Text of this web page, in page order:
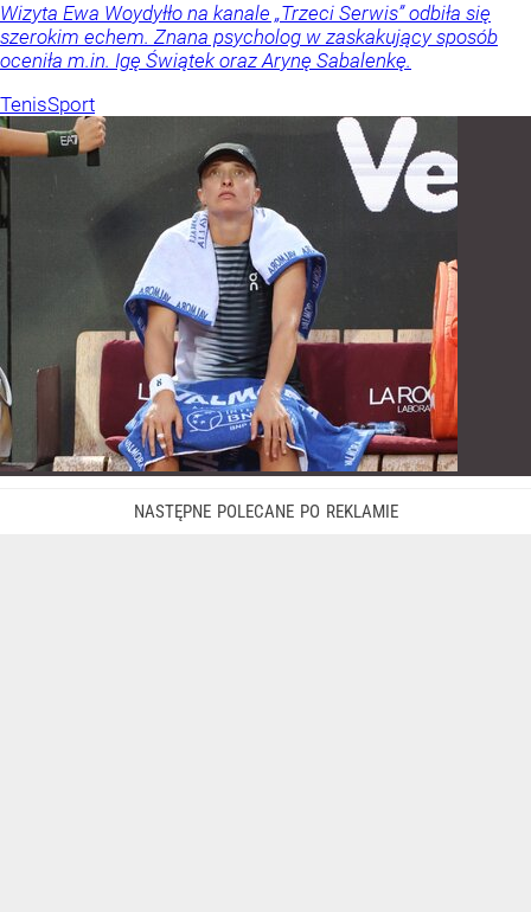
Wizyta Ewa Woydyłło na kanale „Trzeci Serwis” odbiła się
szerokim echem. Znana psycholog w zaskakujący sposób
oceniła m.in. Igę Świątek oraz Arynę Sabalenkę.
TenisSport